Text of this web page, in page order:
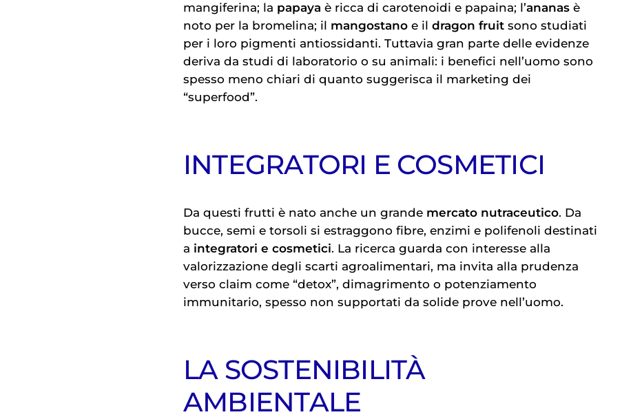
mangiferina; la papaya è ricca di carotenoidi e papaina; l’ananas è
noto per la bromelina; il mangostano e il dragon fruit sono studiati
per i loro pigmenti antiossidanti. Tuttavia gran parte delle evidenze
deriva da studi di laboratorio o su animali: i benefici nell’uomo sono
spesso meno chiari di quanto suggerisca il marketing dei
“superfood”.
INTEGRATORI E COSMETICI
Da questi frutti è nato anche un grande mercato nutraceutico. Da
bucce, semi e torsoli si estraggono fibre, enzimi e polifenoli destinati
a integratori e cosmetici. La ricerca guarda con interesse alla
valorizzazione degli scarti agroalimentari, ma invita alla prudenza
verso claim come “detox”, dimagrimento o potenziamento
immunitario, spesso non supportati da solide prove nell’uomo.
LA SOSTENIBILITÀ
AMBIENTALE